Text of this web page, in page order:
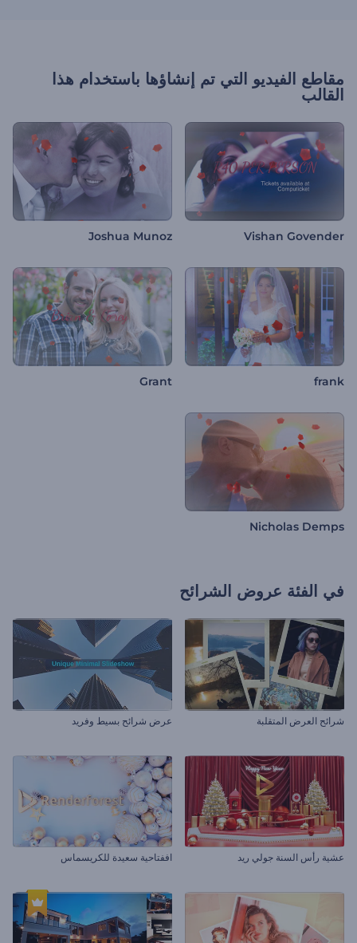
مقاطع الفيديو التي تم إنشاؤها باستخدام هذا
القالب
Vishan Govender
Joshua Munoz
frank
Grant
Nicholas Demps
في الفئة عروض الشرائح
شرائح العرض المتقلبة عرض شرائح بسيط وفريد
عشية رأس السنة جولي ريد اففتاحية سعيدة للكريسماس